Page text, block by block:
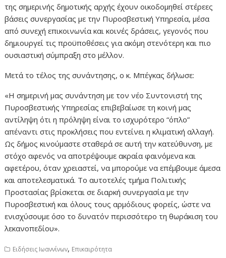
της σημερινής δημοτικής αρχής έχουν οικοδομηθεί στέρεες
βάσεις συνεργασίας με την Πυροσβεστική Υπηρεσία, μέσα
από συνεχή επικοινωνία και κοινές δράσεις, γεγονός που
δημιουργεί τις προϋποθέσεις για ακόμη στενότερη και πιο
ουσιαστική σύμπραξη στο μέλλον.
Μετά το τέλος της συνάντησης, ο κ. Μπέγκας δήλωσε:
«Η σημερινή μας συνάντηση με τον νέο Συντονιστή της
Πυροσβεστικής Υπηρεσίας επιβεβαίωσε τη κοινή μας
αντίληψη ότι η πρόληψη είναι το ισχυρότερο “όπλο”
απέναντι στις προκλήσεις που εντείνει η κλιματική αλλαγή.
Ως δήμος κινούμαστε σταθερά σε αυτή την κατεύθυνση, με
στόχο αφενός να αποτρέψουμε ακραία φαινόμενα και
αφετέρου, όταν χρειαστεί, να μπορούμε να επέμβουμε άμεσα
και αποτελεσματικά. Το αυτοτελές τμήμα Πολιτικής
Προστασίας βρίσκεται σε διαρκή συνεργασία με την
Πυροσβεστική και όλους τους αρμόδιους φορείς, ώστε να
ενισχύσουμε όσο το δυνατόν περισσότερο τη θωράκιση του
λεκανοπεδίου».
Ειδήσεις Ιωαννίνων, Επικαιρότητα